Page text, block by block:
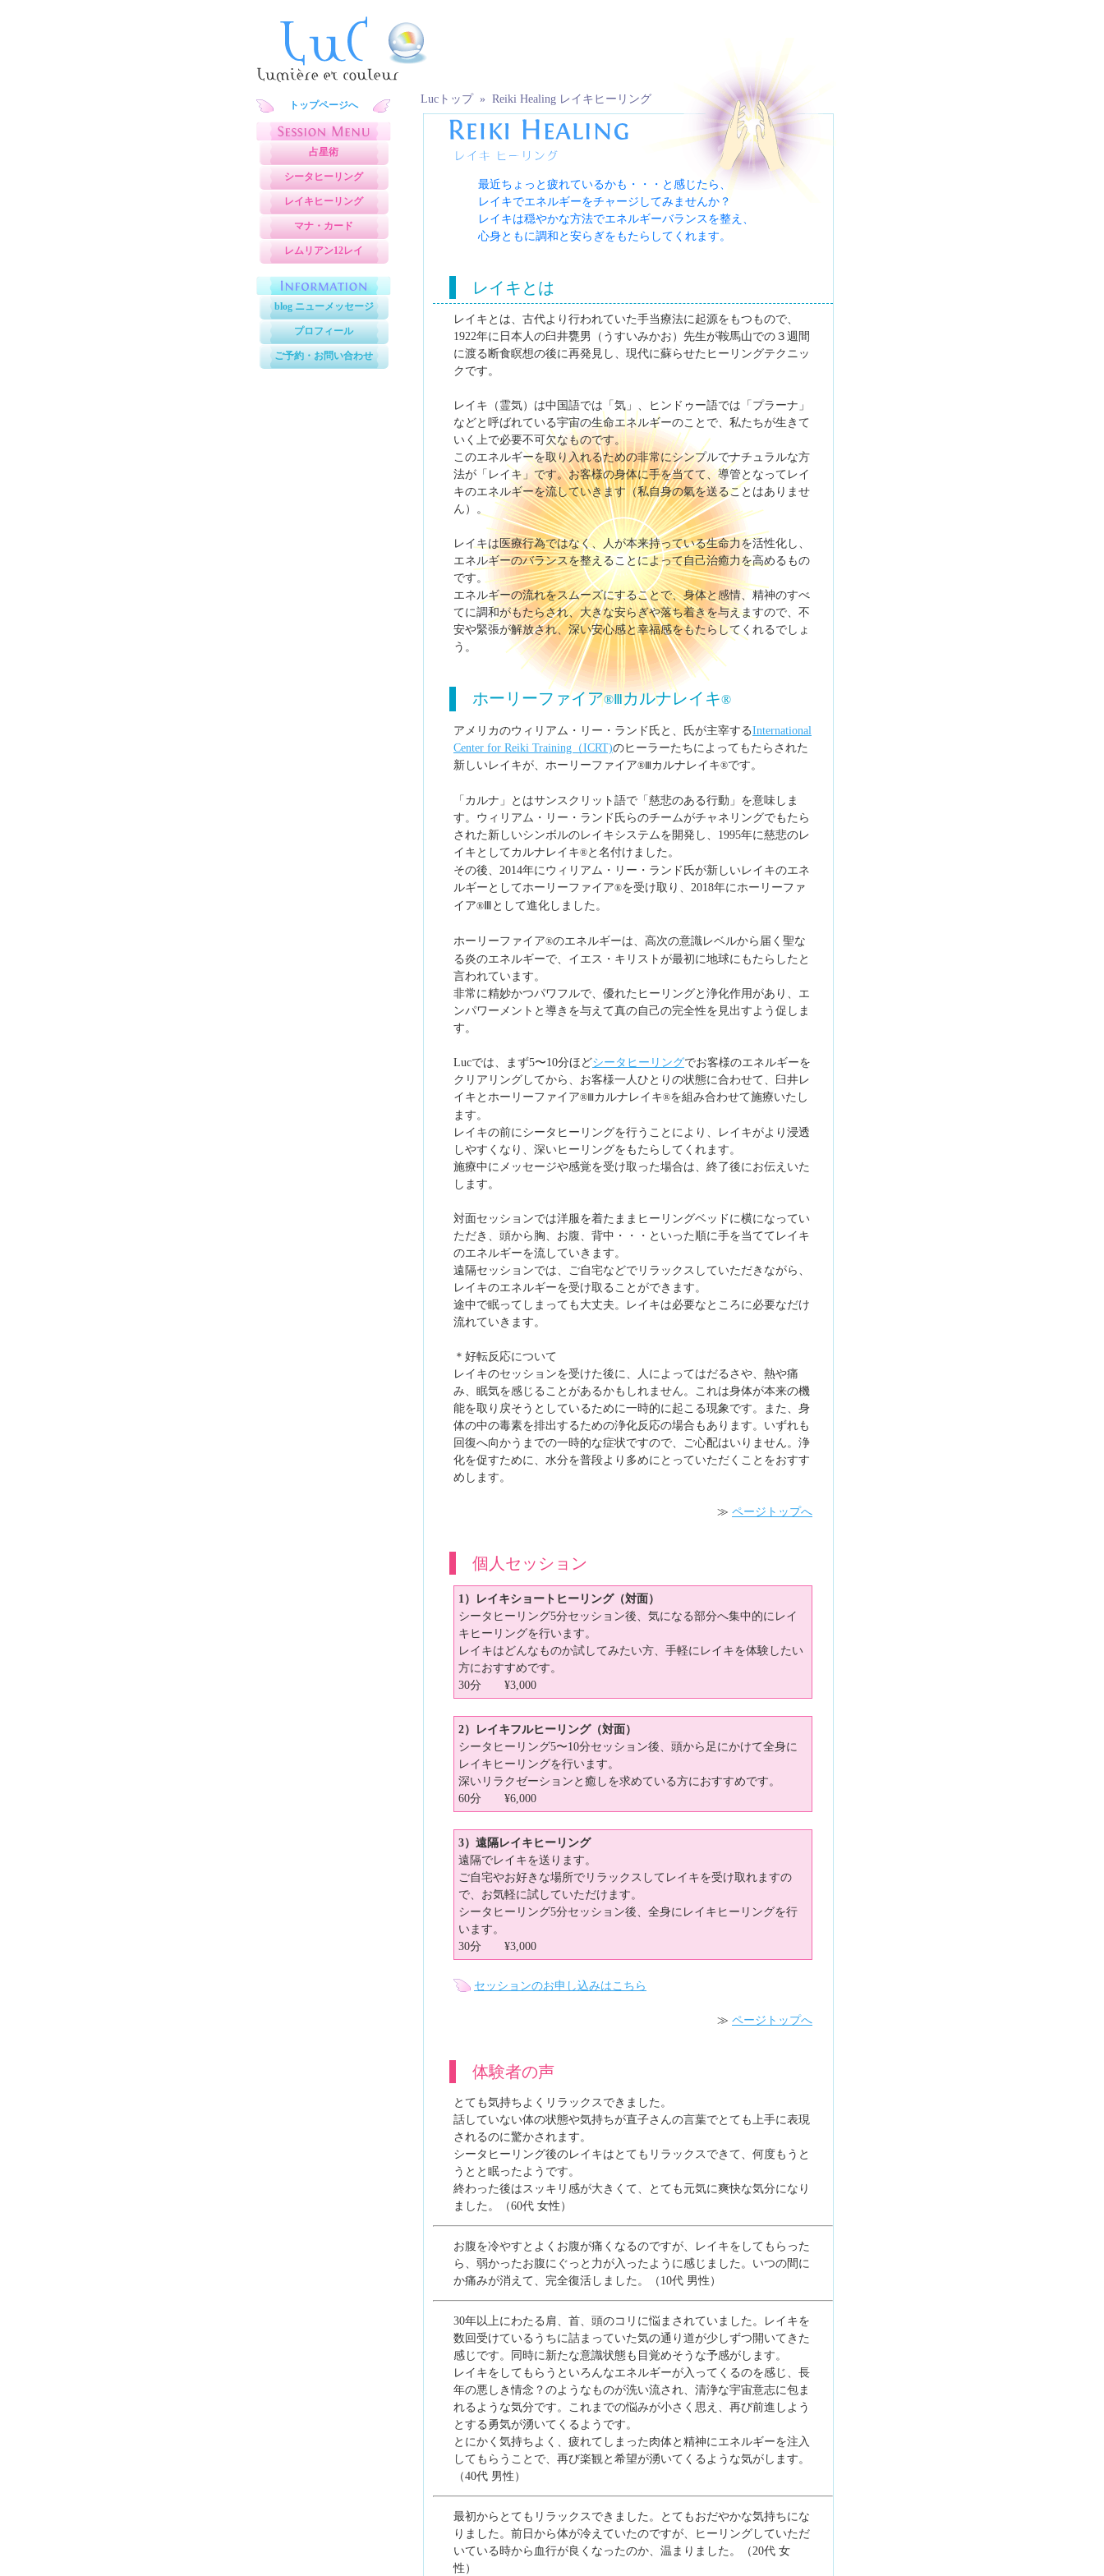
トップページへ
占星術
シータヒーリング
レイキヒーリング
マナ・カード
レムリアン12レイ
blog ニューメッセージ
プロフィール
ご予約・お問い合わせ
Lucトップ » Reiki Healing レイキヒーリング
最近ちょっと疲れているかも・・・と感じたら、
レイキでエネルギーをチャージしてみませんか？
レイキは穏やかな方法でエネルギーバランスを整え、
心身ともに調和と安らぎをもたらしてくれます。
レイキとは
レイキとは、古代より行われていた手当療法に起源をもつもので、
1922年に日本人の臼井甕男（うすいみかお）先生が鞍馬山での３週間
に渡る断食瞑想の後に再発見し、現代に蘇らせたヒーリングテクニッ
クです。
レイキ（霊気）は中国語では「気」、ヒンドゥー語では「プラーナ」
などと呼ばれている宇宙の生命エネルギーのことで、私たちが生きて
いく上で必要不可欠なものです。
このエネルギーを取り入れるための非常にシンプルでナチュラルな方
法が「レイキ」です。お客様の身体に手を当てて、導管となってレイ
キのエネルギーを流していきます（私自身の氣を送ることはありませ
ん）。
レイキは医療行為ではなく、人が本来持っている生命力を活性化し、
エネルギーのバランスを整えることによって自己治癒力を高めるもの
です。
エネルギーの流れをスムーズにすることで、身体と感情、精神のすべ
てに調和がもたらされ、大きな安らぎや落ち着きを与えますので、不
安や緊張が解放され、深い安心感と幸福感をもたらしてくれるでしょ
う。
ホーリーファイア®Ⅲカルナレイキ®
アメリカのウィリアム・リー・ランド氏と、氏が主宰するInternational
Center for Reiki Training（ICRT)のヒーラーたちによってもたらされた
新しいレイキが、ホーリーファイア®Ⅲ カルナレイキ®です。
「カルナ」とはサンスクリット語で「慈悲のある行動」を意味しま
す。ウィリアム・リー・ランド氏らのチームがチャネリングでもたら
された新しいシンボルのレイキシステムを開発し、1995年に慈悲のレ
イキとしてカルナレイキ®と名付けました。
その後、2014年にウィリアム・リー・ランド氏が新しいレイキのエネ
ルギーとしてホーリーファイア®を受け取り、2018年にホーリーファ
イア®Ⅲとして進化しました。
ホーリーファイア®のエネルギーは、高次の意識レベルから届く聖な
る炎のエネルギーで、イエス・キリストが最初に地球にもたらしたと
言われています。
非常に精妙かつパワフルで、優れたヒーリングと浄化作用があり、エ
ンパワーメントと導きを与えて真の自己の完全性を見出すよう促しま
す。
Lucでは、まず5〜10分ほどシータヒーリングでお客様のエネルギーを
クリアリングしてから、お客様一人ひとりの状態に合わせて、臼井レ
イキとホーリーファイア®Ⅲ カルナレイキ®を組み合わせて施療いたし
ます。
レイキの前にシータヒーリングを行うことにより、レイキがより浸透
しやすくなり、深いヒーリングをもたらしてくれます。
施療中にメッセージや感覚を受け取った場合は、終了後にお伝えいた
します。
対面セッションでは洋服を着たままヒーリングベッドに横になってい
ただき、頭から胸、お腹、背中・・・といった順に手を当ててレイキ
のエネルギーを流していきます。
遠隔セッションでは、ご自宅などでリラックスしていただきながら、
レイキのエネルギーを受け取ることができます。
途中で眠ってしまっても大丈夫。レイキは必要なところに必要なだけ
流れていきます。
＊好転反応について
レイキのセッションを受けた後に、人によってはだるさや、熱や痛
み、眠気を感じることがあるかもしれません。これは身体が本来の機
能を取り戻そうとしているために一時的に起こる現象です。また、身
体の中の毒素を排出するための浄化反応の場合もあります。いずれも
回復へ向かうまでの一時的な症状ですので、ご心配はいりません。浄
化を促すために、水分を普段より多めにとっていただくことをおすす
めします。
≫ ページトップへ
個人セッション
1）レイキショートヒーリング（対面）
シータヒーリング5分セッション後、気になる部分へ集中的にレイ
キヒーリングを行います。
レイキはどんなものか試してみたい方、手軽にレイキを体験したい
方におすすめです。
30分 ¥3,000
2）レイキフルヒーリング（対面）
シータヒーリング5〜10分セッション後、頭から足にかけて全身に
レイキヒーリングを行います。
深いリラクゼーションと癒しを求めている方におすすめです。
60分 ¥6,000
3）遠隔レイキヒーリング
遠隔でレイキを送ります。
ご自宅やお好きな場所でリラックスしてレイキを受け取れますの
で、お気軽に試していただけます。
シータヒーリング5分セッション後、全身にレイキヒーリングを行
います。
30分 ¥3,000
セッションのお申し込みはこちら
≫ ページトップへ
体験者の声
とても気持ちよくリラックスできました。
話していない体の状態や気持ちが直子さんの言葉でとても上手に表現
されるのに驚かされます。
シータヒーリング後のレイキはとてもリラックスできて、何度もうと
うとと眠ったようです。
終わった後はスッキリ感が大きくて、とても元気に爽快な気分になり
ました。（60代 女性）
お腹を冷やすとよくお腹が痛くなるのですが、レイキをしてもらった
ら、弱かったお腹にぐっと力が入ったように感じました。いつの間に
か痛みが消えて、完全復活しました。（10代 男性）
30年以上にわたる肩、首、頭のコリに悩まされていました。レイキを
数回受けているうちに詰まっていた気の通り道が少しずつ開いてきた
感じです。同時に新たな意識状態も目覚めそうな予感がします。
レイキをしてもらうといろんなエネルギーが入ってくるのを感じ、長
年の悪しき情念？のようなものが洗い流され、清浄な宇宙意志に包ま
れるような気分です。これまでの悩みが小さく思え、再び前進しよう
とする勇気が湧いてくるようです。
とにかく気持ちよく、疲れてしまった肉体と精神にエネルギーを注入
してもらうことで、再び楽観と希望が湧いてくるような気がします。
（40代 男性）
最初からとてもリラックスできました。とてもおだやかな気持ちにな
りました。前日から体が冷えていたのですが、ヒーリングしていただ
いている時から血行が良くなったのか、温まりました。（20代 女
性）